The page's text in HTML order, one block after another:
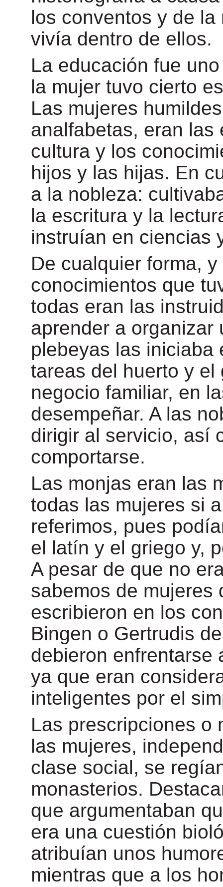
los conventos y de
vivía dentro de ellos.
La educación fue
la mujer tuvo cierto
Las mujeres
analfabetas, eran las
cultura y los
hijos y las hijas. En
a la nobleza:
la escritura y la
instruían en ciencias
De cualquier forma,
conocimientos que
todas eran las
aprender a organizar
plebeyas las iniciaba
tareas del huerto y
negocio familiar, en
desempeñar. A las
dirigir al servicio, así
comportarse.
Las monjas eran las
todas las mujeres si
referimos, pues
el latín y el griego y,
A pesar de que no
sabemos de mujeres
escribieron en los
Bingen o Gertrudis
debieron enfrentarse
ya que eran
inteligentes por el
Las prescripciones o
las mujeres,
clase social, se
monasterios.
que argumentaban
era una cuestión
atribuían unos
mientras que a los